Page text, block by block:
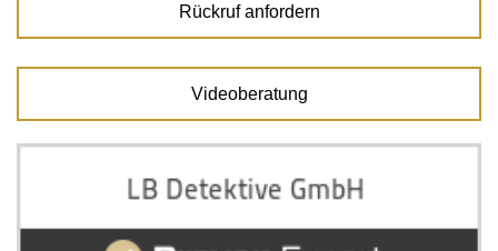
Rückruf anfordern
Videoberatung